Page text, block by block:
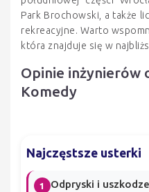
Park Brochowski, a także
rekreacyjne. Warto
która znajduje się w
Opinie inżynierów
Komedy
Najczęstsze usterki
1 Odpryski i